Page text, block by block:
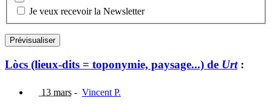
Je veux recevoir la Newsletter
Lòcs (lieux-dits = toponymie, paysage...) de Urt:
13 mars - Vincent P.